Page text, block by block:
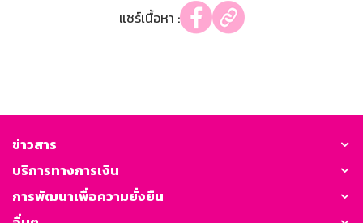
แชร์เนื้อหา :
ข่าวสาร
บริการทางการเงิน
การพัฒนาเพื่อความยั่งยืน